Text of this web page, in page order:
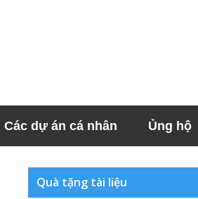
Các dự án cá nhân Ủng hộ
Quà tặng tài liệu